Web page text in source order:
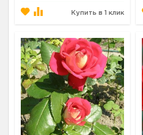
Купить в 1 клик